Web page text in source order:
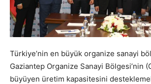
Türkiye’nin en büyük organize sanayi
Gaziantep Organize Sanayi Bölgesi’nin
büyüyen üretim kapasitesini